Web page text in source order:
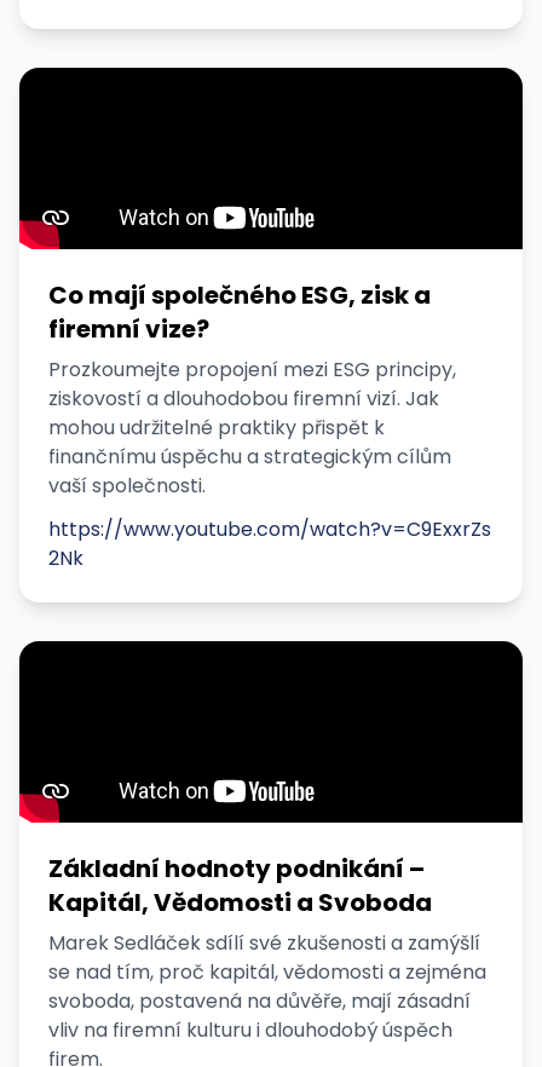
Co mají společného ESG, zisk a
firemní vize?
Prozkoumejte propojení mezi ESG principy,
ziskovostí a dlouhodobou firemní vizí. Jak
mohou udržitelné praktiky přispět k
finančnímu úspěchu a strategickým cílům
vaší společnosti.
https://www.youtube.com/watch?v=C9ExxrZs
2Nk
Základní hodnoty podnikání –
Kapitál, Vědomosti a Svoboda
Marek Sedláček sdílí své zkušenosti a zamýšlí
se nad tím, proč kapitál, vědomosti a zejména
svoboda, postavená na důvěře, mají zásadní
vliv na firemní kulturu i dlouhodobý úspěch
firem.